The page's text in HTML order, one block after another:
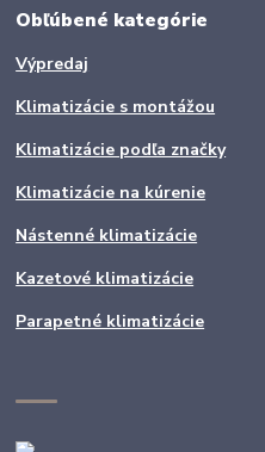
Obľúbené kategórie
Výpredaj
Klimatizácie s montážou
Klimatizácie podľa značky
Klimatizácie na kúrenie
Nástenné klimatizácie
Kazetové klimatizácie
Parapetné klimatizácie